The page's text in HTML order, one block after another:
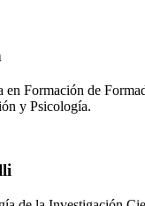
en Formación de
y Psicología.